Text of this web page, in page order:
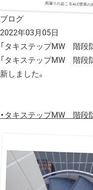
雨漏りの起こるALC壁面の
ブログ
2022年03月05日
「タキステップMW 階段
「タキステップMW 階段
新しました。
・ タキステップMW 階段